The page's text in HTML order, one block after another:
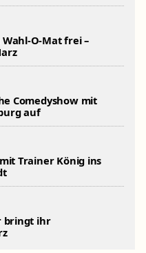
O-Mat frei –
Comedyshow mit
auf
Trainer König ins
bringt ihr